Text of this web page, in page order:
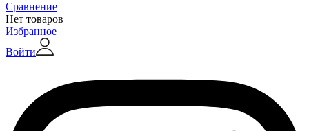
Сравнение
Нет товаров
Избранное
Войти